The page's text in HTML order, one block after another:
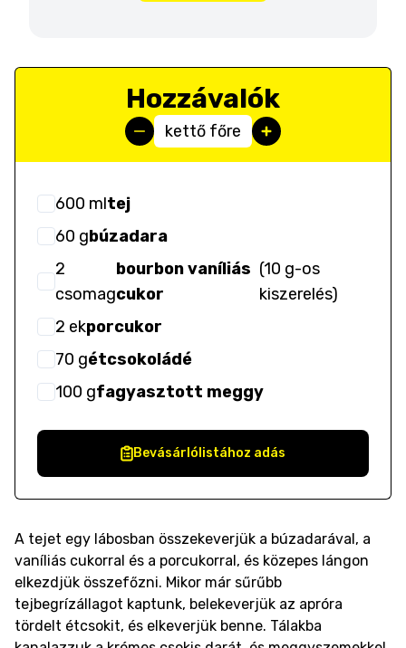
Hozzávalók
kettő főre
600 mltej
60 gbúzadara
2
csomag
bourbon vaníliás
cukor
(10 g-os
kiszerelés)
2 ekporcukor
70 gétcsokoládé
100 gfagyasztott meggy
Bevásárlólistához adás
A tejet egy lábosban összekeverjük a búzadarával, a
vaníliás cukorral és a porcukorral, és közepes lángon
elkezdjük összefőzni. Mikor már sűrűbb
tejbegrízállagot kaptunk, belekeverjük az apróra
tördelt étcsokit, és elkeverjük benne. Tálakba